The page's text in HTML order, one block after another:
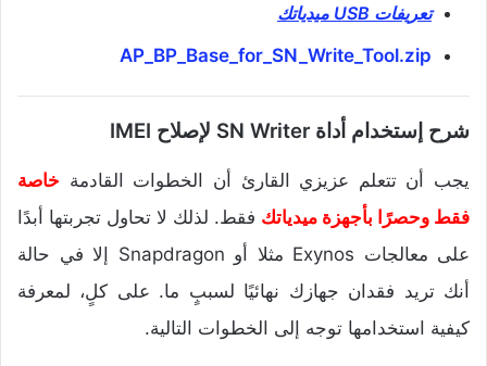
تعريفات USB ميدياتك
AP_BP_Base_for_SN_Write_Tool.zip
شرح إستخدام أداة SN Writer لإصلاح IMEI
يجب أن تتعلم عزيزي القارئ أن الخطوات القادمة خاصة
فقط وحصرًا بأجهزة ميدياتك فقط. لذلك لا تحاول تجربتها أبدًا
على معالجات Exynos مثلا أو Snapdragon إلا في حالة
أنك تريد فقدان جهازك نهائيًا لسببٍ ما. على كلٍ، لمعرفة
كيفية استخدامها توجه إلى الخطوات التالية.